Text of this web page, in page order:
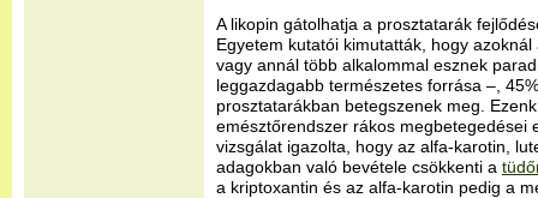
A likopin gátolhatja a prosztatarák
Egyetem kutatói kimutatták, hogy
vagy annál több alkalommal esznek
leggazdagabb természetes forrása –,
prosztatarákban betegszenek meg.
emésztőrendszer rákos megbetegedései
vizsgálat igazolta, hogy az alfa-karotin,
adagokban való bevétele csökkenti a
a kriptoxantin és az alfa-karotin pedig a